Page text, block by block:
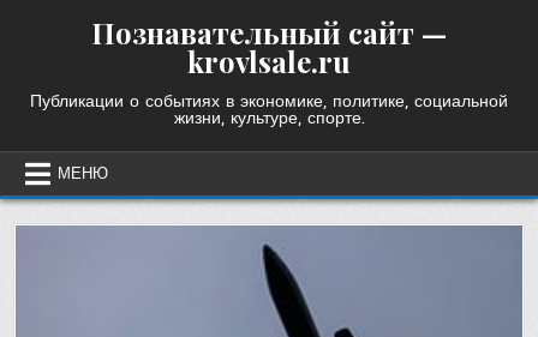
Познавательный сайт —
krovlsale.ru
Публикации о событиях в экономике, политике, социальной
жизни, культуре, спорте.
МЕНЮ